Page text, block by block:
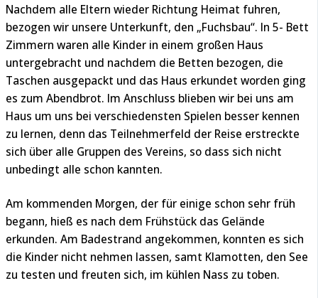
Nachdem alle Eltern wieder Richtung Heimat fuhren,
bezogen wir unsere Unterkunft, den „Fuchsbau“. In 5- Bett
Zimmern waren alle Kinder in einem großen Haus
untergebracht und nachdem die Betten bezogen, die
Taschen ausgepackt und das Haus erkundet worden ging
es zum Abendbrot. Im Anschluss blieben wir bei uns am
Haus um uns bei verschiedensten Spielen besser kennen
zu lernen, denn das Teilnehmerfeld der Reise erstreckte
sich über alle Gruppen des Vereins, so dass sich nicht
unbedingt alle schon kannten.
Am kommenden Morgen, der für einige schon sehr früh
begann, hieß es nach dem Frühstück das Gelände
erkunden. Am Badestrand angekommen, konnten es sich
die Kinder nicht nehmen lassen, samt Klamotten, den See
zu testen und freuten sich, im kühlen Nass zu toben.